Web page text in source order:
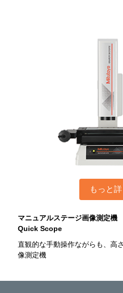
もっと詳
マニュアルステージ画像測定機
Quick Scope
直観的な手動操作ながらも、高
像測定機